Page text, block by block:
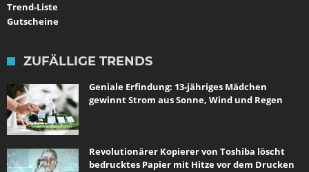
Trend-Liste
Gutscheine
ZUFÄLLIGE TRENDS
Geniale Erfindung: 13-jähriges Mädchen
gewinnt Strom aus Sonne, Wind und Regen
Revolutionärer Kopierer von Toshiba löscht
bedrucktes Papier mit Hitze vor dem Drucken